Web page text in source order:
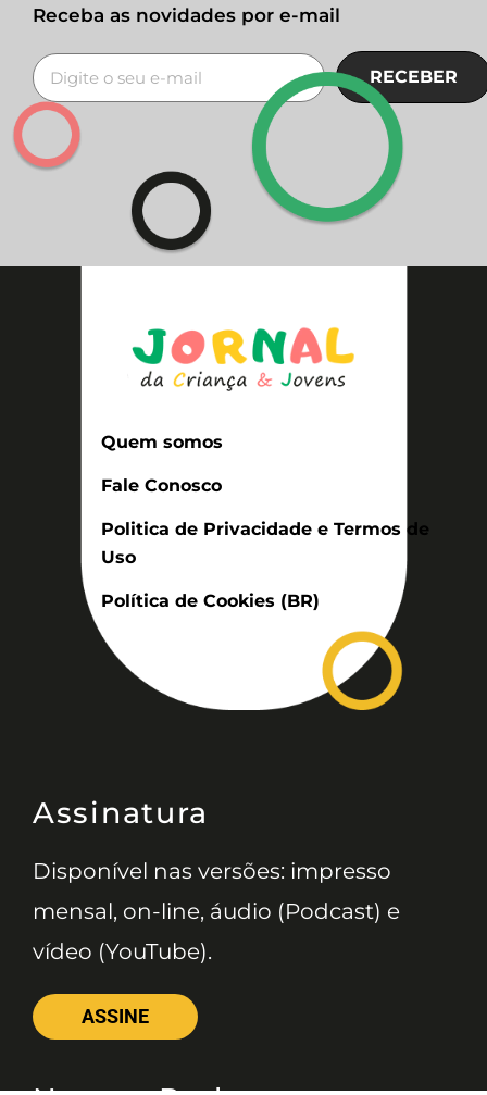
Receba as novidades por e-mail
RECEBER
Quem somos
Fale Conosco
Politica de Privacidade e Termos de
Uso
Política de Cookies (BR)
Assinatura
Disponível nas versões: impresso
mensal, on-line, áudio (Podcast) e
vídeo (YouTube).
ASSINE